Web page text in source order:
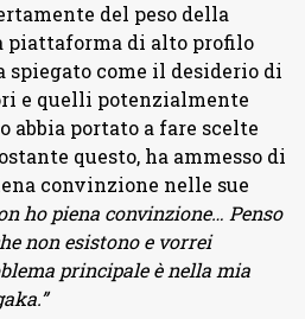
del peso della
piattaforma di alto profilo
spiegato come il desiderio di
e quelli potenzialmente
abbia portato a fare scelte
questo, ha ammesso di
convinzione nelle sue
ho piena convinzione… Penso
non esistono e vorrei
principale è nella mia